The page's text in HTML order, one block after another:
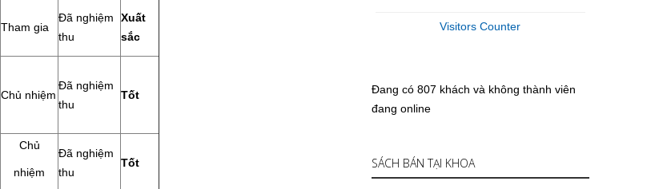
Tham gia
Đã nghiệm
thu
Xuất
sắc
Chủ nhiệm
Đã nghiệm
thu
Tốt
Chủ
nhiệm
Đã nghiệm
thu
Tốt
Visitors Counter
Đang có 807 khách và không thành viên
đang online
SÁCH BÁN TẠI KHOA